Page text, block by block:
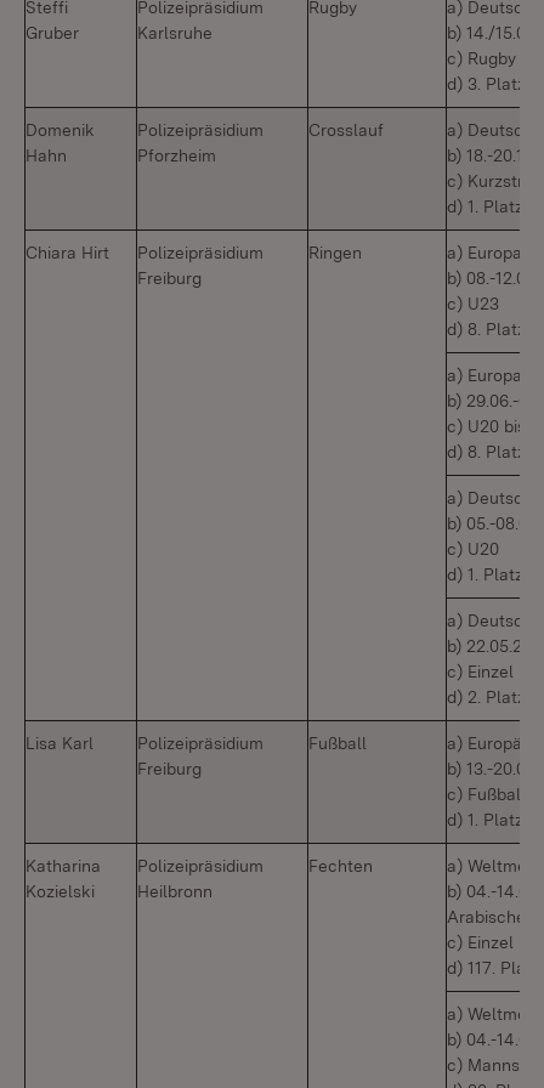
Steffi
Gruber
Polizeipräsidium
Karlsruhe
Rugby
a)
b) 14./
c) Rugby
d) 3. Platz
Domenik
Hahn
Polizeipräsidium
Pforzheim
Crosslauf
a)
b) 18.-
c)
d) 1. Platz
Chiara Hirt
Polizeipräsidium
Freiburg
Ringen
a)
b) 08.-
c) U23
d) 8. Platz
a)
b) 29.06.-
c) U20 bis
d) 8. Platz
a)
b) 05.-
c) U20
d) 1. Platz
a)
b)
c) Einzel
d) 2. Platz
Lisa Karl
Polizeipräsidium
Freiburg
Fußball
a)
b) 13.-
c) Fußball
d) 1. Platz
Katharina
Kozielski
Polizeipräsidium
Heilbronn
Fechten
a)
b) 04.-
Arabische
c) Einzel
d) 117. Platz
a)
b) 04.-
c)